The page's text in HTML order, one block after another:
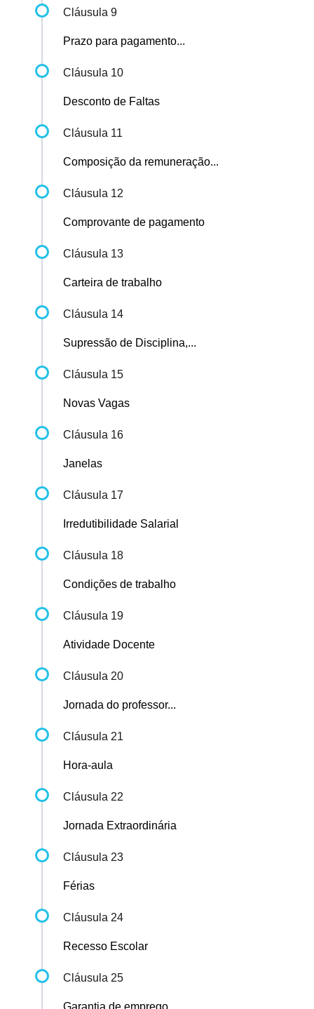
Cláusula 9
Prazo para pagamento...
Cláusula 10
Desconto de Faltas
Cláusula 11
Composição da remuneração...
Cláusula 12
Comprovante de pagamento
Cláusula 13
Carteira de trabalho
Cláusula 14
Supressão de Disciplina,...
Cláusula 15
Novas Vagas
Cláusula 16
Janelas
Cláusula 17
Irredutibilidade Salarial
Cláusula 18
Condições de trabalho
Cláusula 19
Atividade Docente
Cláusula 20
Jornada do professor...
Cláusula 21
Hora-aula
Cláusula 22
Jornada Extraordinária
Cláusula 23
Férias
Cláusula 24
Recesso Escolar
Cláusula 25